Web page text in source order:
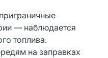
— наблюдается
топлива.
на заправках